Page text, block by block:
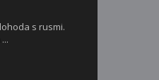
s rusmi.